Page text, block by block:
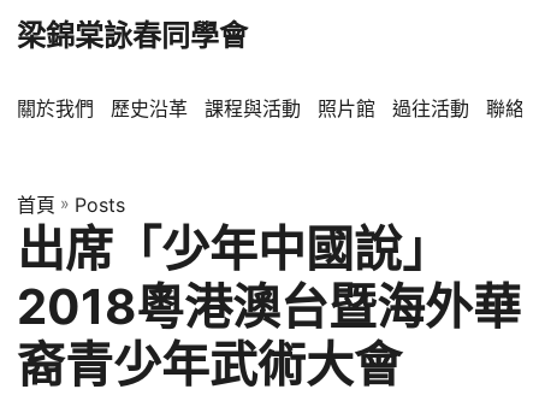
梁錦棠詠春同學會
關於我們 歷史沿革 課程與活動 照片館 過往活動 聯絡
首頁 » Posts
出席「少年中國說」
2018粵港澳台暨海外華
裔青少年武術大會